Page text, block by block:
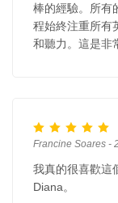
棒的經驗。所有
程始終注重所有
和聽力。這是非
Francine Soares -
我真的很喜歡這
Diana。